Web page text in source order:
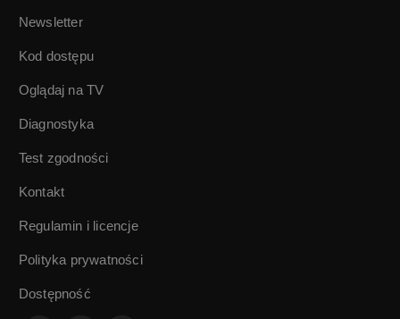
| Kronika Wytwórni
Doświadczalnej
1930
Newsletter
Kod dostępu
Oglądaj na TV
Diagnostyka
Test zgodności
Kontakt
Regulamin i licencje
Polityka prywatności
Dostępność